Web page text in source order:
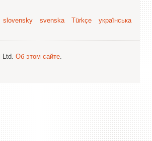
slovensky svenska Türkçe
українська
Ltd. Об этом сайте.